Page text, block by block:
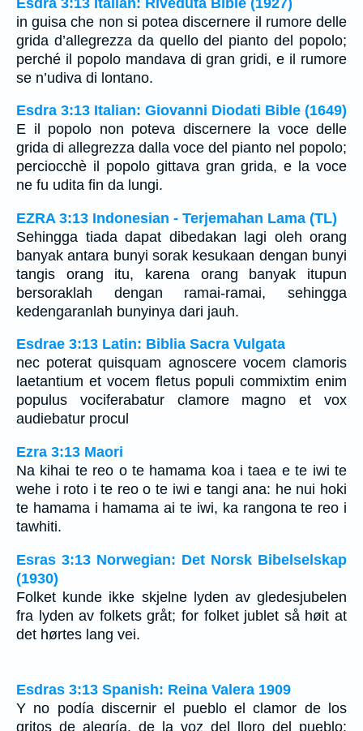
in guisa che non si potea discernere il rumore delle
grida d’allegrezza da quello del pianto del popolo;
perché il popolo mandava di gran gridi, e il rumore
se n’udiva di lontano.
Esdra 3:13 Italian: Giovanni Diodati Bible (1649)
E il popolo non poteva discernere la voce delle
grida di allegrezza dalla voce del pianto nel popolo;
perciocchè il popolo gittava gran grida, e la voce
ne fu udita fin da lungi.
EZRA 3:13 Indonesian - Terjemahan Lama (TL)
Sehingga tiada dapat dibedakan lagi oleh orang
banyak antara bunyi sorak kesukaan dengan bunyi
tangis orang itu, karena orang banyak itupun
bersoraklah dengan ramai-ramai, sehingga
kedengaranlah bunyinya dari jauh.
Esdrae 3:13 Latin: Biblia Sacra Vulgata
nec poterat quisquam agnoscere vocem clamoris
laetantium et vocem fletus populi commixtim enim
populus vociferabatur clamore magno et vox
audiebatur procul
Ezra 3:13 Maori
Na kihai te reo o te hamama koa i taea e te iwi te
wehe i roto i te reo o te iwi e tangi ana: he nui hoki
te hamama i hamama ai te iwi, ka rangona te reo i
tawhiti.
Esras 3:13 Norwegian: Det Norsk Bibelselskap
(1930)
Folket kunde ikke skjelne lyden av gledesjubelen
fra lyden av folkets gråt; for folket jublet så høit at
det hørtes lang vei.
Esdras 3:13 Spanish: Reina Valera 1909
Y no podía discernir el pueblo el clamor de los
gritos de alegría, de la voz del lloro del pueblo: